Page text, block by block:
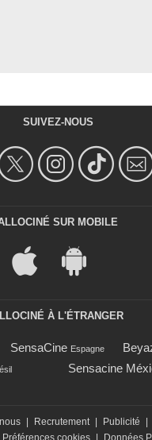
SUIVEZ-NOUS
SUR MOBILE
À L'ÉTRANGER
SensaCine Espagne
Sensacine
Recrutement Publicité
Préférences cookies Données